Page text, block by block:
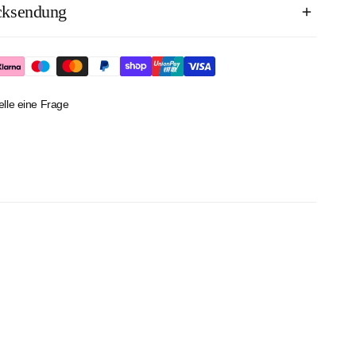
Deutschlands: 4,95€, ab 50€ versandkostenfrei.
Tage nach Erhalt der Bestellung möglich.
eine Frage